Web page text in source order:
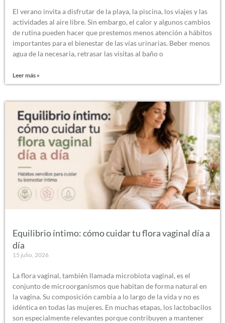
El verano invita a disfrutar de la playa, la piscina, los viajes y las
actividades al aire libre. Sin embargo, el calor y algunos cambios
de rutina pueden hacer que prestemos menos atención a hábitos
importantes para el bienestar de las vías urinarias. Beber menos
agua de la necesaria, retrasar las visitas al baño o
Leer más »
Equilibrio íntimo: cómo cuidar tu flora vaginal día a
día
15 julio, 2026
La flora vaginal, también llamada microbiota vaginal, es el
conjunto de microorganismos que habitan de forma natural en
la vagina. Su composición cambia a lo largo de la vida y no es
idéntica en todas las mujeres. En muchas etapas, los lactobacilos
son especialmente relevantes porque contribuyen a mantener